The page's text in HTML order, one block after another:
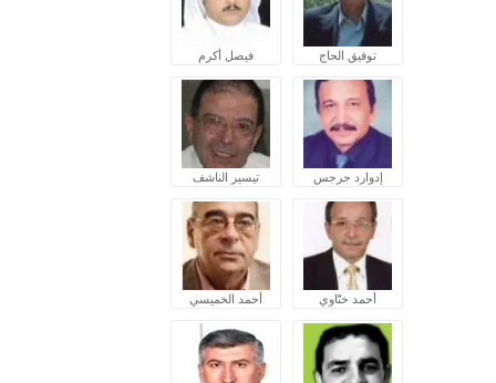
توفيق الحاج فيصل أكرم
إدوارد جرجس تيسير الناشف
أحمد ختّاوي أحمد الخميسي